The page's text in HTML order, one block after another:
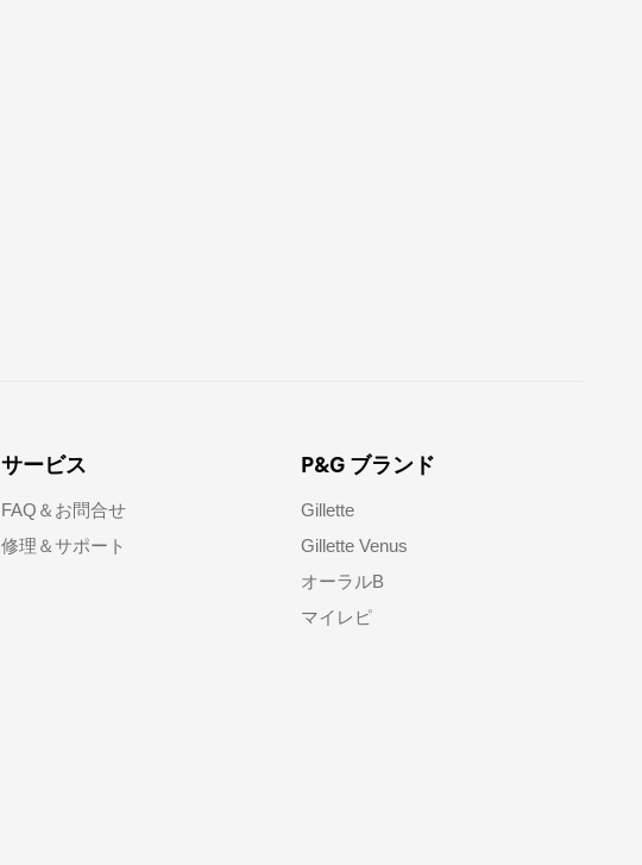
サービス
FAQ＆お問合せ​
修理＆サポート​
P&G ブランド
Gillette
Gillette Venus
オーラルB
マイレピ